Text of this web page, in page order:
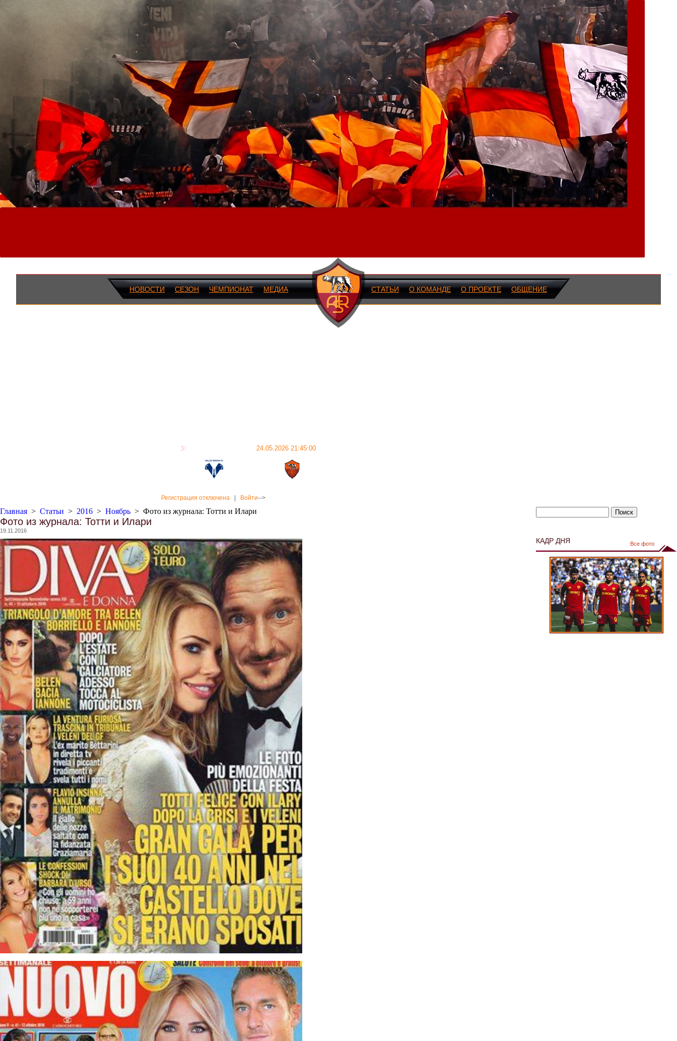
НОВОСТИ СЕЗОН ЧЕМПИОНАТ МЕДИА СТАТЬИ О КОМАНДЕ О ПРОЕКТЕ ОБЩЕНИЕ
24.05.2026 21:45:00
Регистрация отключена Войти-->
Главная > Статьи > 2016 > Ноябрь > Фото из журнала: Тотти и Илари
Фото из журнала: Тотти и Илари
19.11.2016
КАДР ДНЯ Все фото